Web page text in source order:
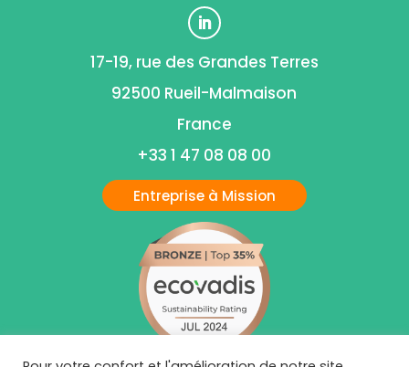
17-19, rue des Grandes Terres
92500 Rueil-Malmaison
France
+33 1 47 08 08 00
Entreprise à Mission